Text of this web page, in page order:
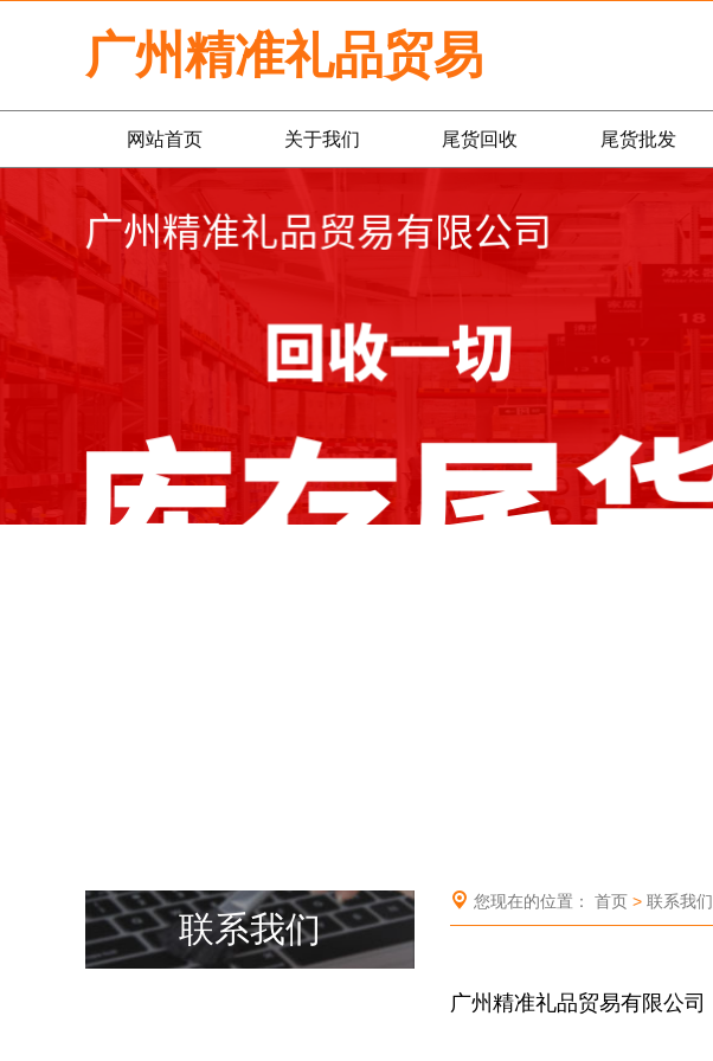
广州精准礼品贸易
网站首页 关于我们 尾货回收 尾货批发
联系我们
您现在的位置： 首页> 联系我们
广州精准礼品贸易有限公司